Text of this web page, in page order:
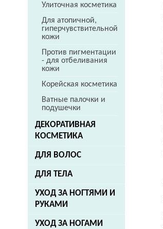
Улиточная косметика
Для атопичной,
гиперчувствительной
кожи
Против пигментации
- для отбеливания
кожи
Корейская косметика
Ватные палочки и
подушечки
ДЕКОРАТИВНАЯ
КОСМЕТИКА
ДЛЯ ВОЛОС
ДЛЯ ТЕЛА
УХОД ЗА НОГТЯМИ И
РУКАМИ
УХОД ЗА НОГАМИ